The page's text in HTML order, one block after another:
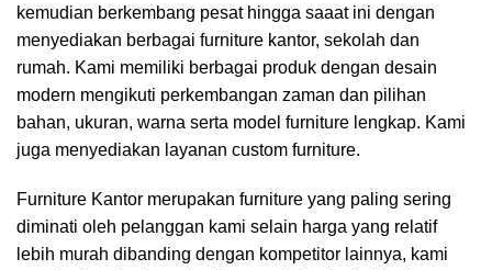
kemudian berkembang pesat hingga saaat ini dengan
menyediakan berbagai furniture kantor, sekolah dan
rumah. Kami memiliki berbagai produk dengan desain
modern mengikuti perkembangan zaman dan pilihan
bahan, ukuran, warna serta model furniture lengkap. Kami
juga menyediakan layanan custom furniture.
Furniture Kantor merupakan furniture yang paling sering
diminati oleh pelanggan kami selain harga yang relatif
lebih murah dibanding dengan kompetitor lainnya, kami